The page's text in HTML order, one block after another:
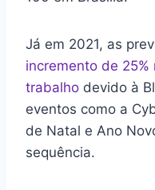
Já em 2021, as
incremento de
trabalho devido à
eventos como a
de Natal e Ano
sequência.